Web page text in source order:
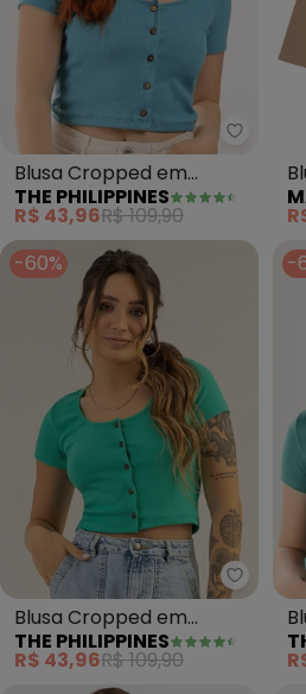
The
Blusa Cropped em
Ribana (Azul)
THE PHILIPPINES
R$ 43,96R$ 109,90
-60%
The
Blusa Cropped em
Ribana (Verde)
THE PHILIPPINES
R$ 43,96R$ 109,90
-